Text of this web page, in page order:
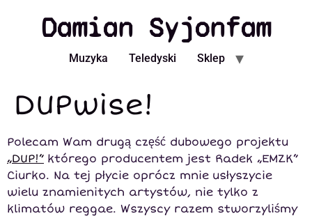
Damian Syjonfam
Muzyka Teledyski Sklep
DUPwise!
Polecam Wam drugą część dubowego projektu
„DUP!” którego producentem jest Radek „EMZK”
Ciurko. Na tej płycie oprócz mnie usłyszycie
wielu znamienitych artystów, nie tylko z
klimatów reggae. Wszyscy razem stworzyliśmy